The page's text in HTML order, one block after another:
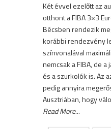
Két évvel ezelőtt az
otthont a FIBA 3×3
Bécsben rendezik
korábbi rendezvény
színvonalával
nemcsak a FIBA, de
és a szurkolók is. Az
pedig annyira
Ausztriában, hogy
Read More...